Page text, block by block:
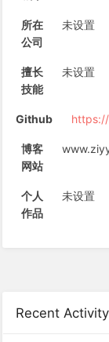
Recent Activity
所在
公司
未设置
擅长
技能
未设置
Github
博客
网站
个人
作品
未设置